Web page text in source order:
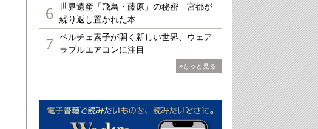
6
世界遺産「飛鳥・藤原」の秘密 宮都が
繰り返し置かれた本…
7
ペルチェ素子が開く新しい世界、ウェア
ラブルエアコンに注目
»もっと見る